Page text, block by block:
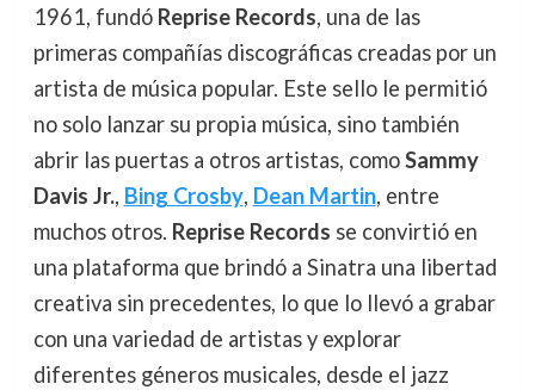
1961, fundó Reprise Records, una de las
primeras compañías discográficas creadas por un
artista de música popular. Este sello le permitió
no solo lanzar su propia música, sino también
abrir las puertas a otros artistas, comoSammy
Davis Jr., Bing Crosby, Dean Martin, entre
muchos otros. Reprise Records se convirtió en
una plataforma que brindó a Sinatra una libertad
creativa sin precedentes, lo que lo llevó a grabar
con una variedad de artistas y explorar
diferentes géneros musicales, desde el jazz